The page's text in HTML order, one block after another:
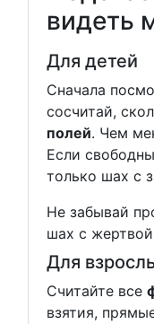
видеть
Для детей
Сначала
сосчитай,
полей. Чем
Если
только шах с
Не забывай
шах с
Для
Считайте все
взятия,